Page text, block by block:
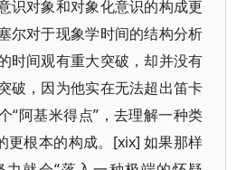
识对象和对象化意识的构成更
尔对于现象学时间的结构分析
时间观有重大突破，却并没有
破，因为他实在无法超出笛卡
“阿基米得点”，去理解一种类
更根本的构成。[xix] 如果那样